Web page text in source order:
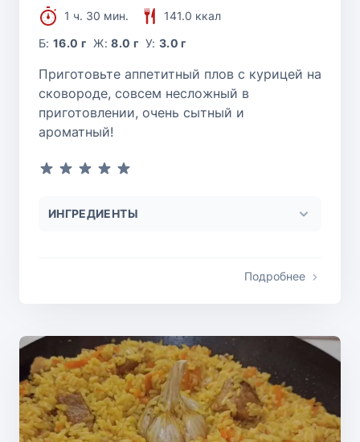
1 ч. 30 мин.
141.0 ккал
Б:16.0 г Ж:8.0 г У:3.0 г
Приготовьте аппетитный плов с курицей на
сковороде, совсем несложный в
приготовлении, очень сытный и
ароматный!
ИНГРЕДИЕНТЫ
Подробнее